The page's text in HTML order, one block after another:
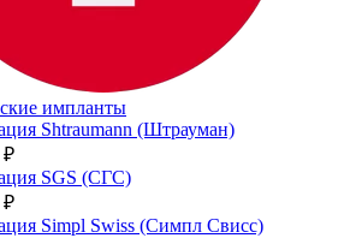
импланты
Shtraumann (Штрауман)
₽
SGS (СГС)
₽
Simpl Swiss (Симпл Свисс)